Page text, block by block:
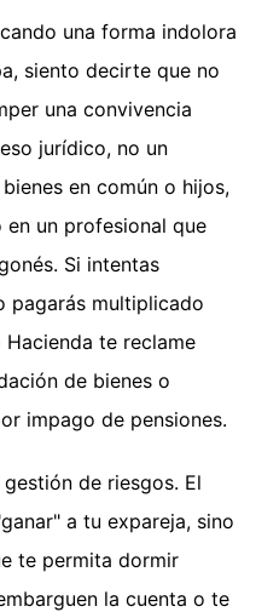
una forma indolora
siento decirte que no
una convivencia
jurídico, no un
en común o hijos,
un profesional que
Si intentas
pagarás multiplicado
te reclame
de bienes o
impago de pensiones.
de riesgos. El
a tu expareja, sino
te permita dormir
la cuenta o te